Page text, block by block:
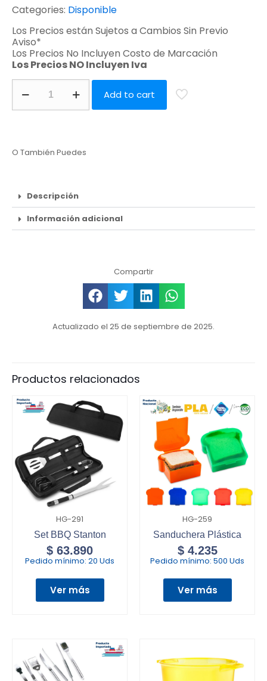
Categories: Disponible
Los Precios están Sujetos a Cambios Sin Previo
Aviso*
Los Precios No Incluyen Costo de Marcación
Los Precios NO Incluyen Iva
Add to cart
O También Puedes
Descripción
Información adicional
Compartir
Actualizado el 25 de septiembre de 2025.
Productos relacionados
HG-291
Set BBQ Stanton
$ 63.890
Pedido mínimo: 20 Uds
Ver más
HG-259
Sanduchera Plástica
$4.235
Pedido mínimo: 500 Uds
Ver más